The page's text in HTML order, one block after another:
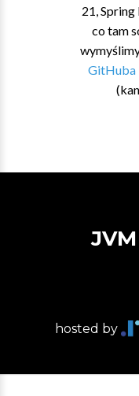
21,
co tam
GitHuba
hosted by